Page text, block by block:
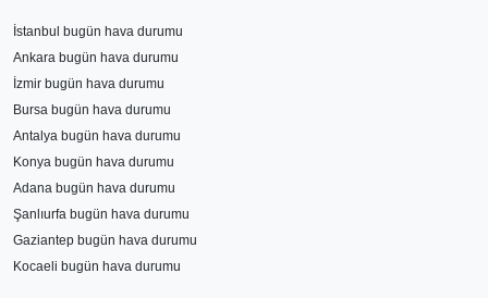
İstanbul bugün hava durumu
Ankara bugün hava durumu
İzmir bugün hava durumu
Bursa bugün hava durumu
Antalya bugün hava durumu
Konya bugün hava durumu
Adana bugün hava durumu
Şanlıurfa bugün hava durumu
Gaziantep bugün hava durumu
Kocaeli bugün hava durumu